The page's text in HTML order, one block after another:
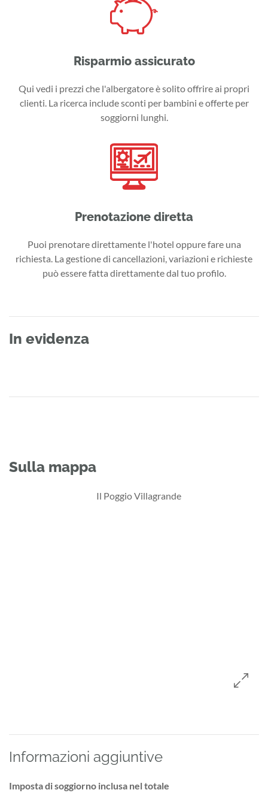
Risparmio assicurato
Qui vedi i prezzi che l'albergatore è solito offrire ai propri
clienti. La ricerca include sconti per bambini e offerte per
soggiorni lunghi.
Prenotazione diretta
Puoi prenotare direttamente l'hotel oppure fare una
richiesta. La gestione di cancellazioni, variazioni e richieste
può essere fatta direttamente dal tuo profilo.
In evidenza
Sulla mappa
Informazioni aggiuntive
Imposta di soggiorno inclusa nel totale